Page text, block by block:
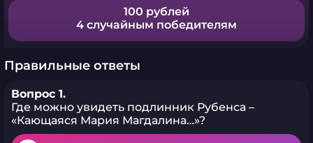
100 рублей
4 случайным победителям
Правильные ответы
Вопрос 1.
Где можно увидеть подлинник Рубенса –
«Кающаяся Мария Магдалина…»?